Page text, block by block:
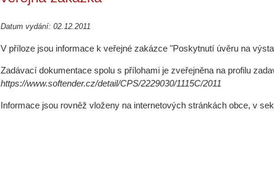
Datum vydání: 02.12.2011
V příloze jsou informace k veřejné zakázce "Poskytnutí úvěru na
Zadávací dokumentace spolu s přílohami je zveřejněna na profilu
https://www.softender.cz/detail/CPS/2229030/1115C/2011
Informace jsou rovněž vloženy na internetových stránkách obce, v